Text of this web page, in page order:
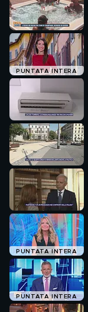
PUNTATA INTERA
PUNTATA INTERA
PUNTATA INTERA